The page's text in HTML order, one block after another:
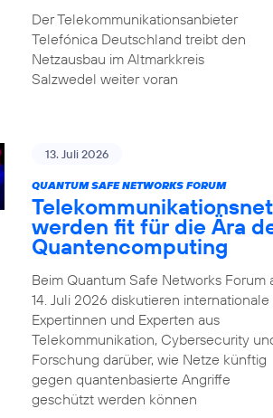
Der Telekommunikationsanbieter
Telefónica Deutschland treibt den
Netzausbau im Altmarkkreis
Salzwedel weiter voran
13. Juli 2026
QUANTUM SAFE NETWORKS FORUM
werden fit für die Ära
Quantencomputing
Beim Quantum Safe Networks Forum
14. Juli 2026 diskutieren internationale
Expertinnen und Experten aus
Telekommunikation, Cybersecurity
Forschung darüber, wie Netze künftig
gegen quantenbasierte Angriffe
geschützt werden können